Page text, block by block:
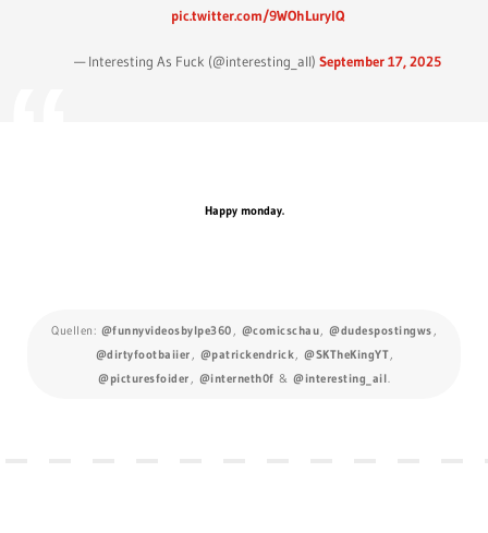
pic.twitter.com/9WOhLurylQ
— Interesting As Fuck (@interesting_aIl)September 17, 2025
Happy monday.
Quellen: @funnyvideosbylpe360 , @comicschau, @dudespostingws ,
@dirtyfootbaiier , @patrickendrick, @SKTheKingYT,
@picturesfoider , @interneth0f & @interesting_ail.